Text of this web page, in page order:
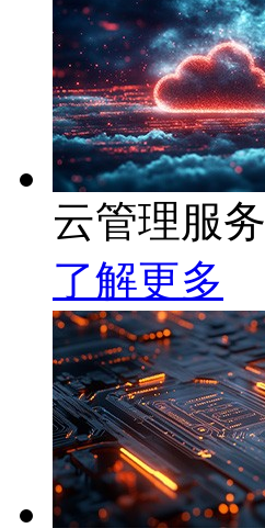
云管理服务
了解更多